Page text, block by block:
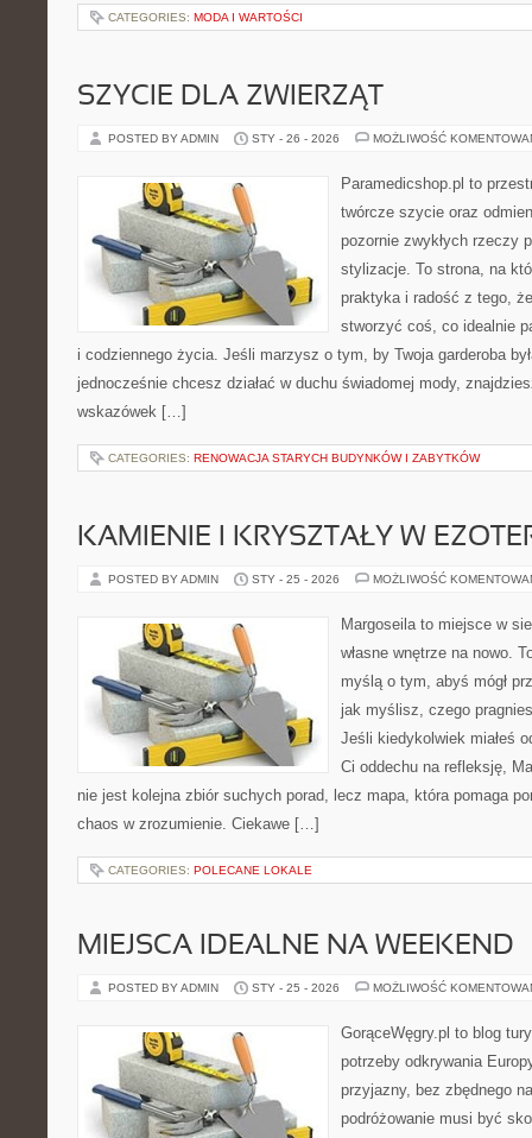
CATEGORIES: MODA I WARTOŚCI
SZYCIE DLA ZWIERZĄT
POSTED BY ADMIN STY - 26 - 2026 MOŻLIWOŚĆ
Paramedicshop.pl to
twórcze szycie oraz
pozornie zwykłych rzeczy
stylizacje. To strona, na
praktyka i radość z tego,
stworzyć coś, co idealnie
i codziennego życia. Jeśli marzysz o tym, by Twoja garderoba
jednocześnie chcesz działać w duchu świadomej mody,
wskazówek […]
CATEGORIES: RENOWACJA STARYCH BUDYNKÓW I ZABYTKÓW
KAMIENIE I KRYSZTAŁY W
POSTED BY ADMIN STY - 25 - 2026 MOŻLIWOŚĆ
Margoseila to miejsce w
własne wnętrze na nowo.
myślą o tym, abyś mógł
jak myślisz, czego
Jeśli kiedykolwiek miałeś
Ci oddechu na refleksję,
nie jest kolejna zbiór suchych porad, lecz mapa, która pomaga
chaos w zrozumienie. Ciekawe […]
CATEGORIES: POLECANE LOKALE
MIEJSCA IDEALNE NA WEEKEND
POSTED BY ADMIN STY - 25 - 2026 MOŻLIWOŚĆ
GorąceWęgry.pl to blog
potrzeby odkrywania
przyjazny, bez zbędnego
podróżowanie musi być